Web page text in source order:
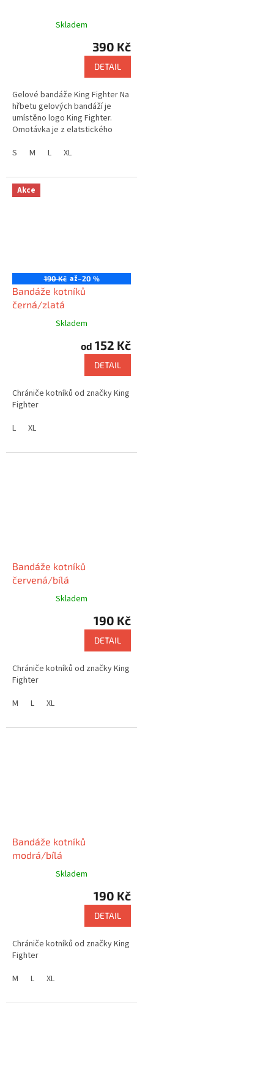
Skladem
390 Kč
DETAIL
Gelové bandáže King Fighter Na
hřbetu gelových bandáží je
umístěno logo King Fighter.
Omotávka je z elatstického
S
M L XL
Akce
190 Kč až–20 %
Bandáže kotníků
černá/zlatá
Skladem
od 152 Kč
DETAIL
Chrániče kotníků od značky King
Fighter
L
XL
Bandáže kotníků
červená/bílá
Skladem
190 Kč
DETAIL
Chrániče kotníků od značky King
Fighter
M
L XL
Bandáže kotníků
modrá/bílá
Skladem
190 Kč
DETAIL
Chrániče kotníků od značky King
Fighter
M
L XL